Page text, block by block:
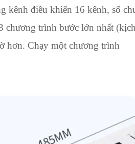
kênh điều khiển 16 kênh, số
chương trình bước lớn nhất
hơn. Chạy một chương trình